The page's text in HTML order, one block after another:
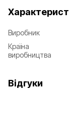
Виробник
Країна
виробництва
Відгуки